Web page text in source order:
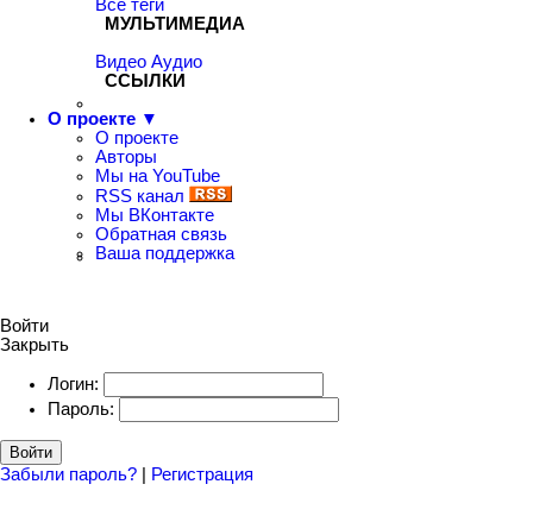
Все теги
МУЛЬТИМЕДИА
Видео Аудио
ССЫЛКИ
О проекте ▼
О проекте
Авторы
Мы на YouTube
RSS канал
Мы ВКонтакте
Обратная связь
Ваша поддержка
Войти
Закрыть
Логин:
Пароль:
Войти
Забыли пароль? | Регистрация